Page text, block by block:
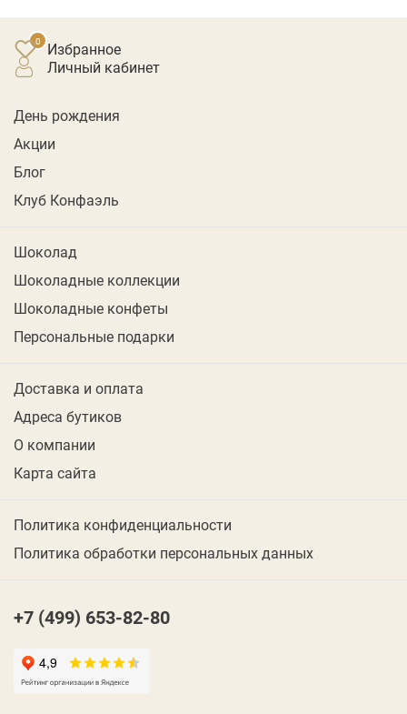
Избранное
личный кабинет
День рождения
Акции
Блог
Клуб Конфаэль
Шоколад
Шоколадные коллекции
Шоколадные конфеты
Персональные подарки
Доставка и оплата
Адреса бутиков
О компании
Карта сайта
Политика конфиденциальности
Политика обработки персональных данных
+7 (499) 653-82-80